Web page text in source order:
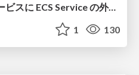
Service Connect 上のサービスに ECS Service の外側から到達できなかった話
1 130